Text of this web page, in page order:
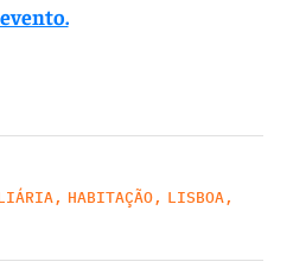
, HABITAÇÃO, LISBOA,